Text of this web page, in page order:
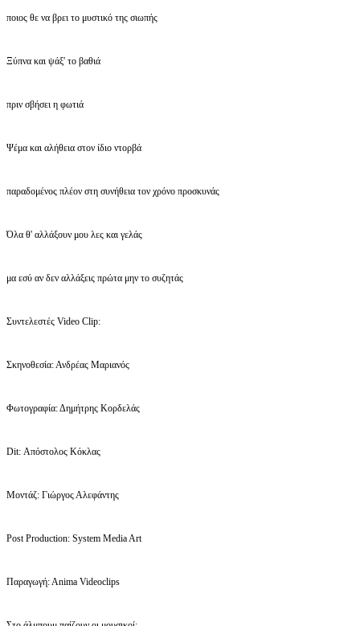
ποιος θε να βρει το μυστικό της σιωπής
Ξύπνα και ψάξ' το βαθιά
πριν σβήσει η φωτιά
Ψέμα και αλήθεια στον ίδιο ντορβά
παραδομένος πλέον στη συνήθεια τον χρόνο προσκυνάς
Όλα θ' αλλάξουν μου λες και γελάς
μα εσύ αν δεν αλλάξεις πρώτα μην το συζητάς
Συντελεστές Video Clip:
Σκηνοθεσία: Ανδρέας Μαριανός
Φωτογραφία: Δημήτρης Κορδελάς
Dit: Απόστολος Κόκλας
Μοντάζ: Γιώργος Αλεφάντης
Post Production: System Media Art
Παραγωγή: Αnima Videoclips